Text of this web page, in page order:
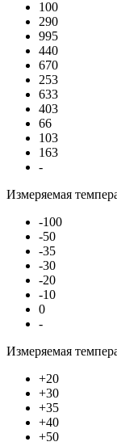
100
290
995
440
670
253
633
403
66
103
163
-
Измеряемая
-100
-50
-35
-30
-20
-10
0
-
Измеряемая
+20
+30
+35
+40
+50